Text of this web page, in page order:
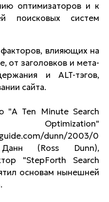
оптимизаторов и к
поисковых систем
влияющих на
от заголовков и мета-
и ALT-тэгов,
сайта.
"A Ten Minute Search
dunn/2003/0
(Ross Dunn),
"StepForth Search
основам нынешней